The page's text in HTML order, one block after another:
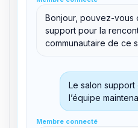
Bonjour, pouvez-vous
support pour la
communautaire de ce
Le salon
l’équipe
Membre connecté
clid 42
Modérateur en ligne
Salon principal